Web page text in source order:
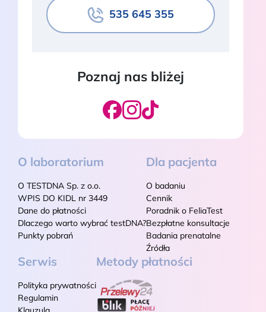
535 645 355
Poznaj nas bliżej
O laboratorium
O TESTDNA Sp. z o.o.
WPIS DO KIDL nr 3449
Dane do płatności
Dlaczego warto wybrać testDNA?
Punkty pobrań
Dla pacjenta
O badaniu
Cennik
Poradnik o FeliaTest
Bezpłatne konsultacje
Badania prenatalne
Źródła
Serwis
Polityka prywatności
Regulamin
Metody płatności